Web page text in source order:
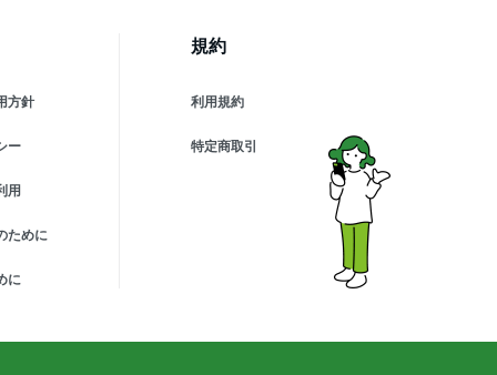
方針
ー
用
ために
に
規約
利用規約
特定商取引